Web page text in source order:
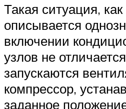
Такая ситуация,
описывается
включении
узлов не
запускаются
компрессор,
заданное